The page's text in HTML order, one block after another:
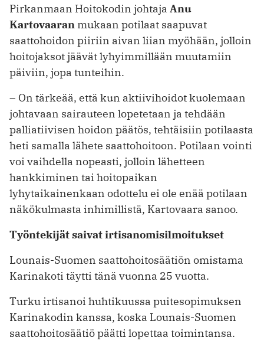
Pirkanmaan Hoitokodin johtaja Anu
Kartovaaran mukaan potilaat saapuvat
saattohoidon piiriin aivan liian myöhään, jolloin
hoitojaksot jäävät lyhyimmillään muutamiin
päiviin, jopa tunteihin.
– On tärkeää, että kun aktiivihoidot kuolemaan
johtavaan sairauteen lope­tetaan ja tehdään
palliatiivisen hoidon päätös, tehtäisiin potilaasta
heti samalla lähete saattohoitoon. Potilaan vointi
voi vaihdella nopeasti, jolloin lähetteen
hankkiminen tai hoitopaikan
lyhytaikainenkaan odottelu ei ole enää potilaan
näkökulmasta inhimillistä, Kartovaara sanoo.
Työntekijät saivat irtisanomisilmoitukset
Lounais-Suomen saattohoito­sää­tiön omistama
Karinakoti täytti tänä vuonna 25 vuotta.
Turku irtisanoi huhtikuussa puite­sopimuksen
Karinakodin kanssa, koska Lounais-Suomen
saattohoitosäätiö päätti lopettaa toimintansa.